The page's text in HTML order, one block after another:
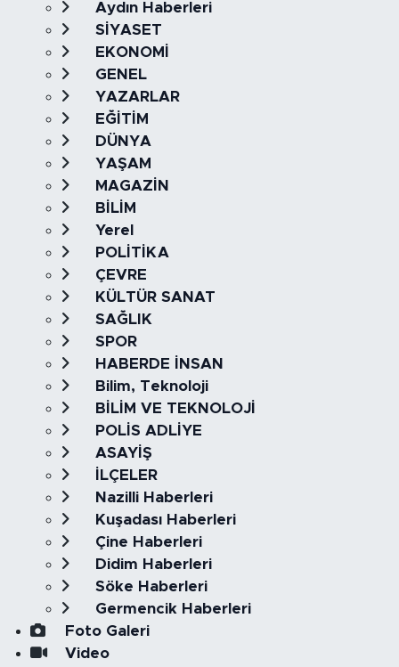
Aydın Haberleri
SİYASET
EKONOMİ
GENEL
YAZARLAR
EĞİTİM
DÜNYA
YAŞAM
MAGAZİN
BİLİM
Yerel
POLİTİKA
ÇEVRE
KÜLTÜR SANAT
SAĞLIK
SPOR
HABERDE İNSAN
Bilim, Teknoloji
BİLİM VE TEKNOLOJİ
POLİS ADLİYE
ASAYİŞ
İLÇELER
Nazilli Haberleri
Kuşadası Haberleri
Çine Haberleri
Didim Haberleri
Söke Haberleri
Germencik Haberleri
Foto Galeri
Video